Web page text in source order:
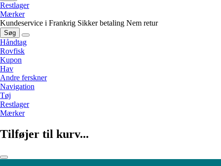
Restlager
Mærker
Kundeservice i Frankrig Sikker betaling Nem retur
Søg
Håndtag
Rovfisk
Kupon
Hav
Andre ferskner
Navigation
Tøj
Restlager
Mærker
Tilføjer til kurv...